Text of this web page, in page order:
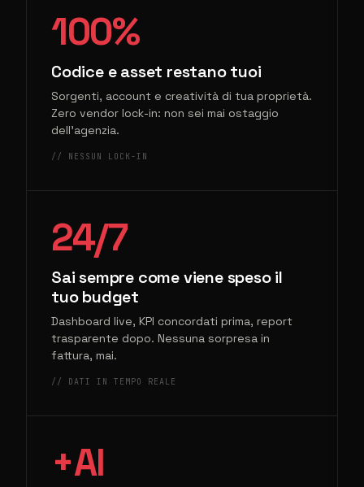
100%
Codice e asset restano tuoi
Sorgenti, account e creatività di tua proprietà.
Zero vendor lock-in: non sei mai ostaggio
dell'agenzia.
// NESSUN LOCK-IN
24/7
Sai sempre come viene speso il
tuo budget
Dashboard live, KPI concordati prima, report
trasparente dopo. Nessuna sorpresa in
fattura, mai.
// DATI IN TEMPO REALE
+AI